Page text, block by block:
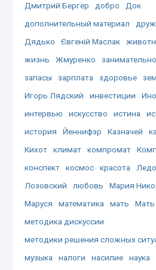
Дмитрий Бергер
добро
Док
дополнительный материал
Дядько
Євгеній Маслак
жизнь
Жмуренко
запасы
зарплата здоровье
Игорь Лядский
инвестиции
интервью
искусство истина
история
Йеннифэр Казначей
Кихот
климат компромат
конспект
космос красота
Лозовский
любовь Мария
Маруся
математика мать Мать
методика дискуссии
методики решения сложных
музыка
налоги насилие наука